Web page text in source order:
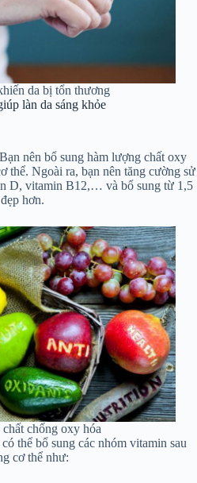
da bị tổn thương
làn da sáng khỏe
nên bổ sung hàm lượng chất oxy
thể. Ngoài ra, bạn nên tăng cường sử
D, vitamin B12,… và bổ sung từ 1,5
hơn.
chống oxy hóa
thể bổ sung các nhóm vitamin sau
cơ thể như: